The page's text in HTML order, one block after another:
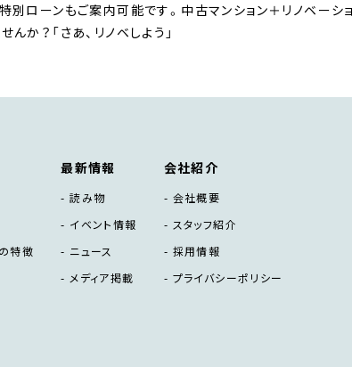
別ローンもご案内可能です。中古マンション＋リノベーシ
か？「さあ、リノベしよう」
特徴
最新情報
読み物
イベント情報
ニュース
メディア掲載
会社紹介
会社概要
スタッフ紹介
採用情報
プライバシーポリシー